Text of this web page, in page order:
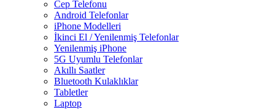
Cep Telefonu
Android Telefonlar
iPhone Modelleri
İkinci El / Yenilenmiş Telefonlar
Yenilenmiş iPhone
5G Uyumlu Telefonlar
Akıllı Saatler
Bluetooth Kulaklıklar
Tabletler
Laptop